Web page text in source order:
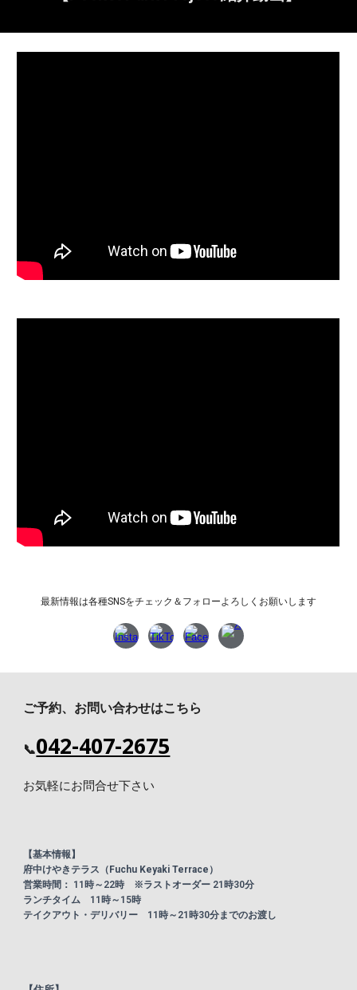
最新情報は各種SNSをチェック＆フォローよろしくお願いします
ご予約、お問い合わせはこちら
📞042-407-2675
お気軽にお問合せ下さい
【基本情報】
府中けやきテラス（Fuchu Keyaki Terrace）
営業時間： 11時～22時 ※ラストオーダー 21時30分
ランチタイム 11時～15時
テイクアウト・デリバリー 11時～21時30分までのお渡し